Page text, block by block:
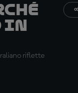
in
riflette